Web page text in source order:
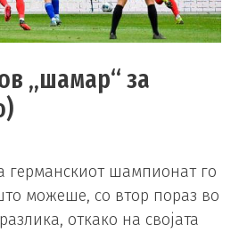
„шамар“ за
германскиот шампионат го
можеше, со втор пораз во
откако на својата